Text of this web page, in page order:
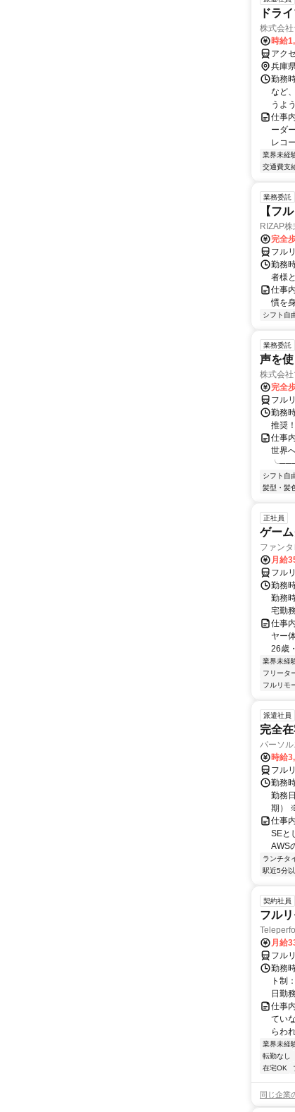
ドラ
株式会
時給
アク
兵庫
勤務
など
うよ
仕事
ーダ
レコ
業界未経
交通費支
業務委託
【フ
RIZAP
完全
フル
勤務
者様
仕事
慣を
シフト自
業務委託
声を
株式会
完全
フル
勤務
推奨
仕事
世界
シフト自
髪型・髪
正社員
ゲー
ファン
月給
フル
勤務
勤務
宅勤
仕事
ヤー
26歳
業界未経
フリータ
フルリモ
派遣社員
完全
パーソ
時給
フル
勤務
勤務
期）
仕事
SEと
AWS
ランチタ
駅近5分
契約社員
フル
月給
フル
勤務
ト制
日勤
仕事
てい
らわ
業界未経
転勤なし
在宅OK
同じ企業